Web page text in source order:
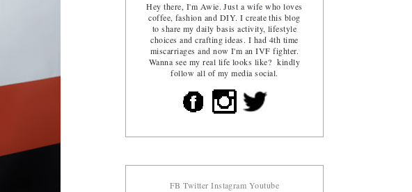
Hey there, I'm Awie. Just a wife who loves
coffee, fashion and DIY. I create this blog
to share my daily basis activity, lifestyle
choices and crafting ideas. I had 4th time
miscarriages and now I'm an IVF fighter.
Wanna see my real life looks like? kindly
follow all of my media social.
FB Twitter Instagram Youtube